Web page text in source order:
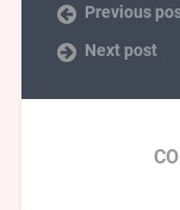
Previous
Next post